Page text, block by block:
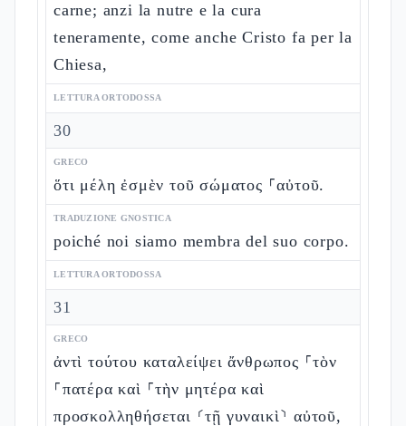
carne; anzi la nutre e la cura
teneramente, come anche Cristo fa per la
Chiesa,
LETTURA ORTODOSSA
30
GRECO
ὅτι μέλη ἐσμὲν τοῦ σώματος ⸀αὐτοῦ.
TRADUZIONE GNOSTICA
poiché noi siamo membra del suo corpo.
LETTURA ORTODOSSA
31
GRECO
ἀντὶ τούτου καταλείψει ἄνθρωπος ⸀τὸν
⸀πατέρα καὶ ⸀τὴν μητέρα καὶ
προσκολληθήσεται ⸂τῇ γυναικὶ⸃ αὐτοῦ,